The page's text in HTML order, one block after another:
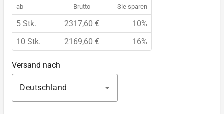
ab Brutto Sie sparen
5 Stk. 2317,60 €
10%
10 Stk.
2169,60 € 16%
Versand nach
Deutschland